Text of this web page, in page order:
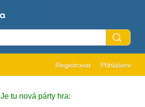
Registrovat Přihlášení
Je tu nová párty hra: